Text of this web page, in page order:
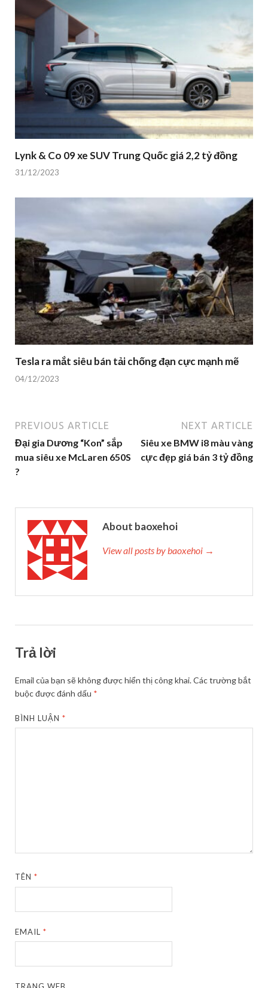
Lynk & Co 09 xe SUV Trung Quốc giá 2,2 tỷ đồng
31/12/2023
Tesla ra mắt siêu bán tải chống đạn cực mạnh mẽ
04/12/2023
PREVIOUS ARTICLE
Đại gia Dương “Kon” sắp
mua siêu xe McLaren 650S
?
NEXT ARTICLE
Siêu xe BMW i8 màu vàng
cực đẹp giá bán 3 tỷ đồng
About baoxehoi
View all posts by baoxehoi →
Trả lời
Email của bạn sẽ không được hiển thị công khai.Các trường bắt
buộc được đánh dấu *
BÌNH LUẬN*
TÊN*
EMAIL*